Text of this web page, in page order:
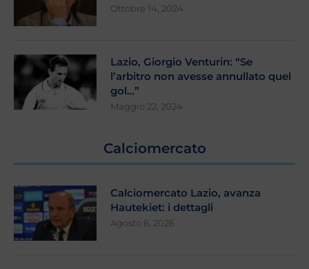
Ottobre 14, 2024
Lazio, Giorgio Venturin: “Se
l’arbitro non avesse annullato quel
gol…”
Maggio 22, 2024
Calciomercato
Calciomercato Lazio, avanza
Hautekiet: i dettagli
Agosto 6, 2026